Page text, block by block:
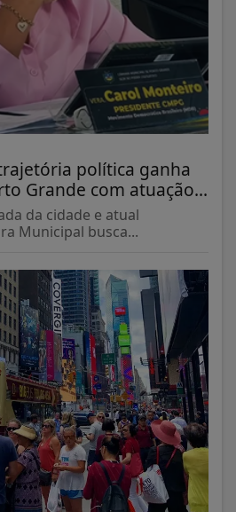
política ganha
Grande com atuação...
da cidade e atual
Municipal busca...